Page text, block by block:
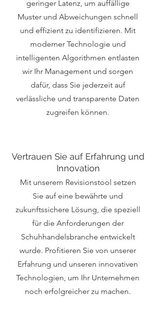
geringer Latenz, um auffällige
Muster und Abweichungen schnell
und effizient zu identifizieren. Mit
moderner Technologie und
intelligenten Algorithmen entlasten
wir Ihr Management und sorgen
dafür, dass Sie jederzeit auf
verlässliche und transparente Daten
zugreifen können.
Vertrauen Sie auf Erfahrung und
Innovation
Mit unserem Revisionstool setzen
Sie auf eine bewährte und
zukunftssichere Lösung, die speziell
für die Anforderungen der
Schuhhandelsbranche entwickelt
wurde. Profitieren Sie von unserer
Erfahrung und unseren innovativen
Technologien, um Ihr Unternehmen
noch erfolgreicher zu machen.